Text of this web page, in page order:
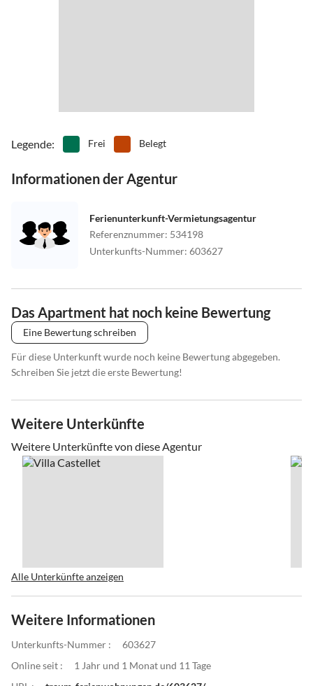
Legende: Frei Belegt
Informationen der Agentur
Ferienunterkunft-Vermietungsagentur
Referenznummer: 534198
Unterkunfts-Nummer: 603627
Das Apartment hat noch keine Bewertung
Eine Bewertung schreiben
Für diese Unterkunft wurde noch keine Bewertung abgegeben.
Schreiben Sie jetzt die erste Bewertung!
Weitere Unterkünfte
Weitere Unterkünfte von diese Agentur
Alle Unterkünfte anzeigen
Weitere Informationen
Unterkunfts-Nummer :
603627
Online seit :
1 Jahr und 1 Monat und 11 Tage